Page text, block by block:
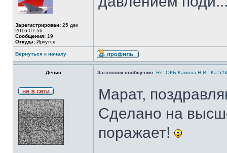
Зарегистрирован: 25 дек
2016 07:56
Сообщения: 19
Откуда: Иркутск
Вернуться к началу
Денис Заголовок сообщения: Re: ОКБ Камова Н.И.: Ка-
Марат,
Сделано на
поражает!